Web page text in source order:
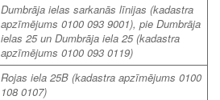
Dumbrāja ielas sarkanās līnijas (kadastra
apzīmējums 0100 093 9001), pie Dumbrāja
ielas 25 un Dumbrāja iela 25 (kadastra
apzīmējums 0100 093 0119)
Rojas iela 25B (kadastra apzīmējums 0100
108 0107)